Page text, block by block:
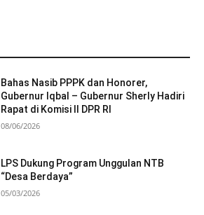
Bahas Nasib PPPK dan Honorer,
Gubernur Iqbal – Gubernur Sherly Hadiri
Rapat di Komisi II DPR RI
08/06/2026
LPS Dukung Program Unggulan NTB
“Desa Berdaya”
05/03/2026